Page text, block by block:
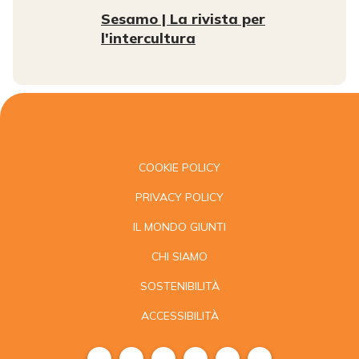
Sesamo | La rivista per
l'intercultura
COOKIE POLICY
PRIVACY POLICY
IL MONDO GIUNTI
CHI SIAMO
SOSTENIBILITÀ
ACCESSIBILITÀ